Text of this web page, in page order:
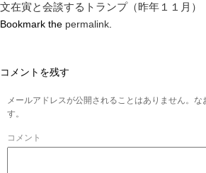
文在寅と会談するトランプ（昨年１１月）
Bookmark the permalink
コメントを残す
メールアドレスが公開されることはありません。
す。
コメント